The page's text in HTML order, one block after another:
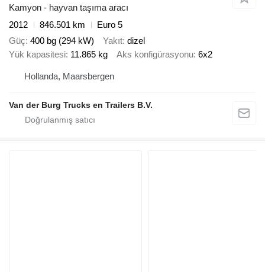
Kamyon - hayvan taşıma aracı
2012
846.501 km
Euro 5
Güç 400 bg (294 kW) Yakıt dizel
Yük kapasitesi 11.865 kg Aks konfigürasyonu 6x2
Hollanda, Maarsbergen
Van der Burg Trucks en Trailers B.V.